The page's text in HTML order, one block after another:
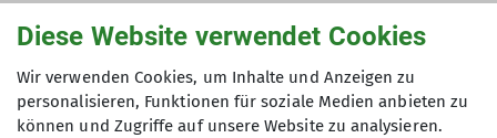
Die große Feier zum 100-jährigen
Sektionsjubliläum findet am Samstag, den 09. Mai
statt!
Lasst uns gemeinsam etwas unternehmen und
Diese Website verwendet Cookies
Wir verwenden Cookies, um Inhalte und Anzeigen zu
personalisieren, Funktionen für soziale Medien anbieten zu
können und Zugriffe auf unsere Website zu analysieren.